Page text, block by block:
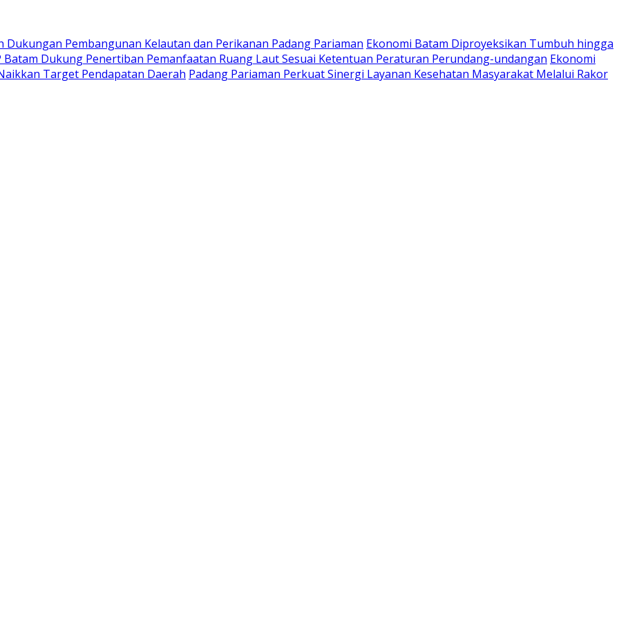
Dukungan Pembangunan Kelautan dan Perikanan Padang Pariaman Ekonomi Batam Diproyeksikan Tumbuh hingga
Batam Dukung Penertiban Pemanfaatan Ruang Laut Sesuai Ketentuan Peraturan Perundang-undangan Ekonomi
Target Pendapatan Daerah Padang Pariaman Perkuat Sinergi Layanan Kesehatan Masyarakat Melalui Rakor